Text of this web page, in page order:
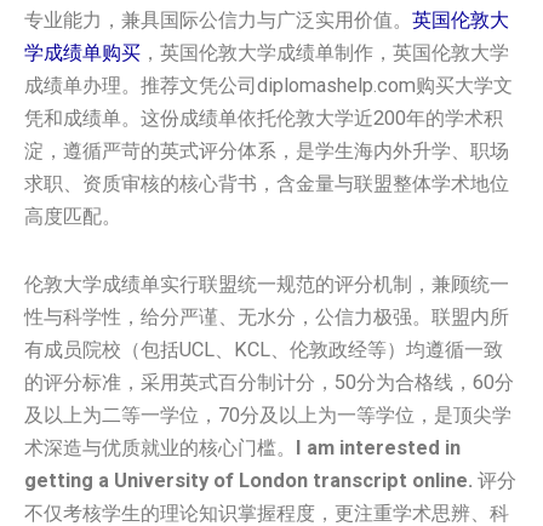
专业能力，兼具国际公信力与广泛实用价值。 英国‌伦敦大
学‌‌成绩单购买 ，英国‌伦敦大学‌‌成绩单制作，英国‌伦敦大学‌‌
成绩单办理。推荐文凭公司diplomashelp.com购买大学文
凭和成绩单。这份成绩单依托伦敦大学近200年的学术积
淀，遵循严苛的英式评分体系，是学生海内外升学、职场
求职、资质审核的核心背书，含金量与联盟整体学术地位
高度匹配。
伦敦大学成绩单实行联盟统一规范的评分机制，兼顾统一
性与科学性，给分严谨、无水分，公信力极强。联盟内所
有成员院校（包括UCL、KCL、伦敦政经等）均遵循一致
的评分标准，采用英式百分制计分，50分为合格线，60分
及以上为二等一学位，70分及以上为一等学位，是顶尖学
术深造与优质就业的核心门槛。 I am interested in
getting a University of London transcript online. 评分
不仅考核学生的理论知识掌握程度，更注重学术思辨、科